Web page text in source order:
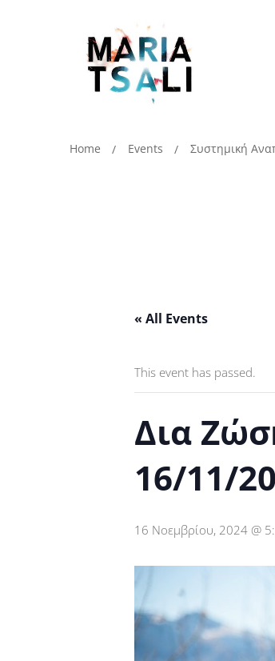
Home Events Συστημική
« All Events
This event has passed.
Δια
16/11/
16 Νοεμβρίου, 2024 @